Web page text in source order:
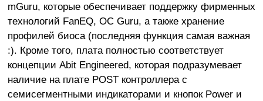
mGuru, которые обеспечивает поддержку фирменных
технологий FanEQ, OC Guru, а также хранение
профилей биоса (последняя функция самая важная
:). Кроме того, плата полностью соответствует
концепции Abit Engineered, которая подразумевает
наличие на плате POST контроллера с
семисегментными индикаторами и кнопок Power и